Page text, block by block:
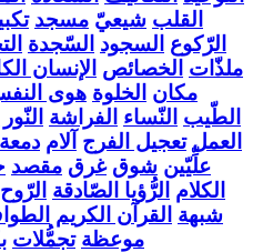
القلب شيعيّ مسجد
الرّكوع السجود السّجدة
ملذّات الخصائص الإنسان
مكان الخلوة هوى
الطّيب النّساء الفراشة
العمل تعجيل الفرج آلام دمعة
علِّيّين شوق غرق مقصد
الكلام الرُّؤيا الصّادقة الرّوح
شبهة القرآن الكريم
موعظة تجمُّلات